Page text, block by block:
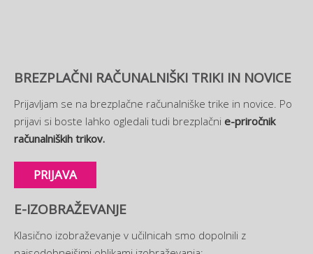
BREZPLAČNI RAČUNALNIŠKI TRIKI IN NOVICE
Prijavljam se na brezplačne računalniške trike in novice. Po
prijavi si boste lahko ogledali tudi brezplačni e-priročnik
računalniških trikov.
PRIJAVA
E-IZOBRAŽEVANJE
Klasično izobraževanje v učilnicah smo dopolnili z